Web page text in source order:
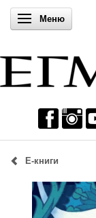
Включи
Меню
Е-книги